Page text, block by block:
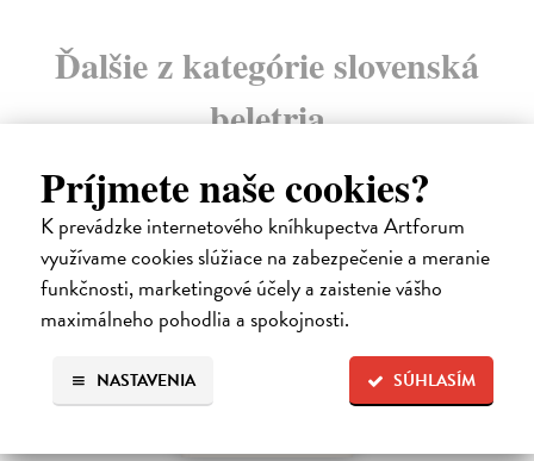
Príjmete naše cookies?
K prevádzke internetového kníhkupectva Artforum
využívame cookies slúžiace na zabezpečenie a meranie
funkčnosti, marketingové účely a zaistenie vášho
maximálneho pohodlia a spokojnosti.
SÚHLASÍM
NASTAVENIA
Ďalšie z kategórie slovenská
beletria
na sklade